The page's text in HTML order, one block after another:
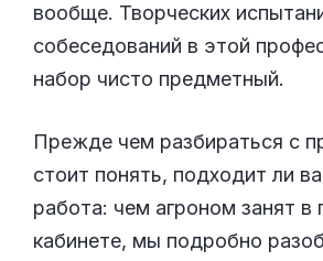
вообще. Творческих
собеседований в этой
набор чисто предметный.
Прежде чем разбираться с
стоит понять, подходит ли
работа: чем агроном занят в
кабинете, мы подробно